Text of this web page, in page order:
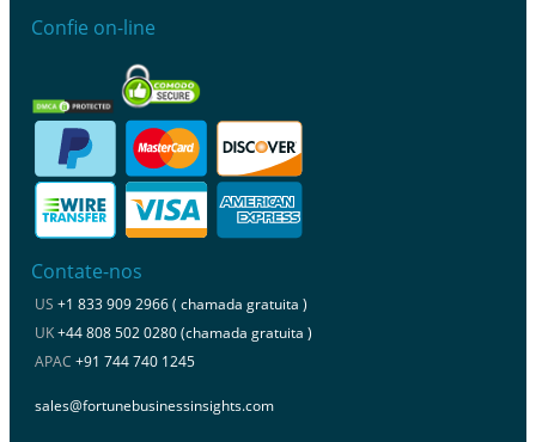
Confie on-line
Contate-nos
US +1 833 909 2966 ( chamada gratuita )
UK+44 808 502 0280 (chamada gratuita )
APAC +91 744 740 1245
sales@fortunebusinessinsights.com